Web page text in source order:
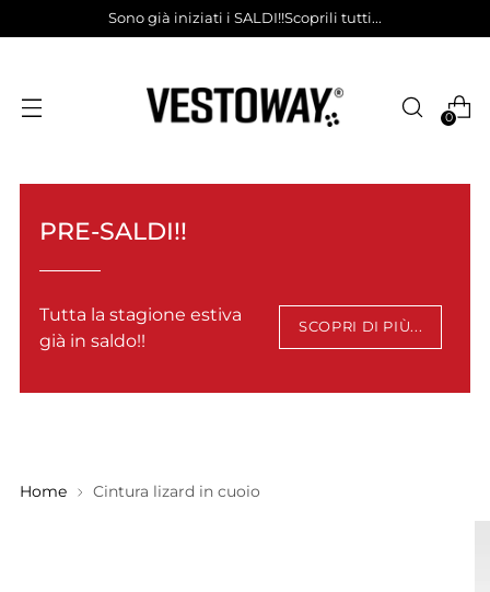
Sono già iniziati i SALDI!!Scoprili tutti...
0
PRE-SALDI!!
Tutta la stagione estiva
già in saldo!!
SCOPRI DI PIÙ...
Home Cintura lizard in cuoio